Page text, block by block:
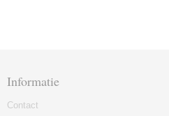
Informatie
Contact